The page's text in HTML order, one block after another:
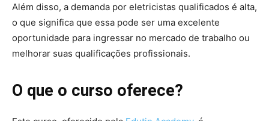
Além disso, a demanda por eletricistas qualificados é alta,
o que significa que essa pode ser uma excelente
oportunidade para ingressar no mercado de trabalho ou
melhorar suas qualificações profissionais.
O que o curso oferece?